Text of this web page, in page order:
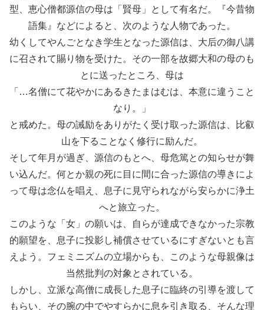
型、恵心僧都源信の母は「賢母」として有名だ。『今昔物
語集』などによると、次のような人物であった。
幼くしてやんごとなき学生となった源信は、大后の御八講
に召されて賜り物を受けた。その一部を故郷大和の母のも
とに送ったところ、母は
「…名僧にて花やかにあるきたまはむは、本意に違うこと
なり。」
と戒めた。母の誡励をありがたく受け取った源信は、比叡
山を下ることなく修行に励んだ。
そして年月が過ぎ、源信のもとへ、母危篤との知らせが舞
い込んだ。何とか親の死に目に間に合った源信の導きによ
って母は念仏を唱え、息子に見守られながら安らかに浄土
へと旅立った。
このような「女」の願いは、自らが達成できなかった宗教
的願望を、息子に投影し補償させているにすぎないとも言
えよう。フェミニズムの立場からも、このような母親像は
当然批判の対象とされている。
しかし、立派な高僧に成長した息子に臨終の引導を渡して
もらい、その腕の中でやすらかに息を引き取る、そんな理